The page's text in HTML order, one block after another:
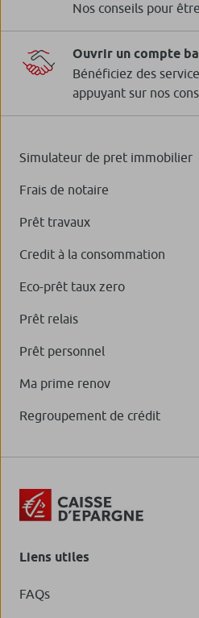
Nos conseils pour
Ouvrir un compte
Bénéficiez des
appuyant sur nos
Simulateur de pret immobilier
Frais de notaire
Prêt travaux
Credit à la consommation
Eco-prêt taux zero
Prêt relais
Prêt personnel
Ma prime renov
Regroupement de crédit
Liens utiles
FAQs